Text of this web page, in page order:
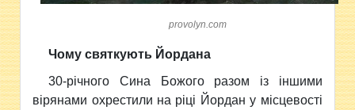
provolyn.com
Чому святкують Йордана
30-річного Сина Божого разом із іншими
вірянами охрестили на ріці Йордан у місцевості